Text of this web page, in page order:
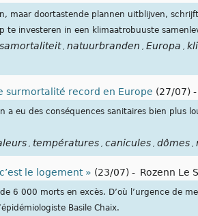
maar doortastende plannen uitblijven,
te investeren in een klimaatrobuuste
natuurbranden Europa
surmortalité record en Europe (27/07) -
eu des conséquences sanitaires bien plus
températures canicules dômes
le logement » (23/07) - Rozenn Le
6 000 morts en excès. D’où l’urgence de
Basile Chaix.